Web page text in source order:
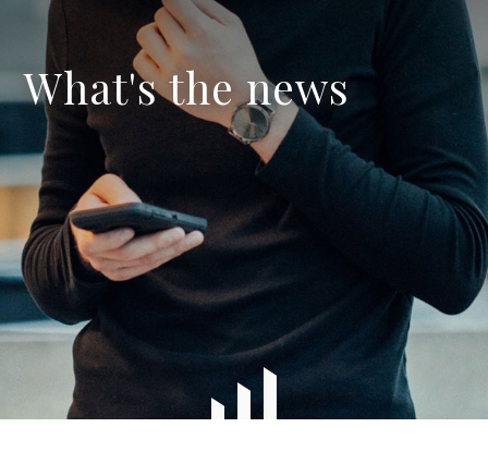
What's the news